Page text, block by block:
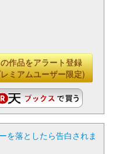
作品をアラート登録
ミアムユーザー限定)
を落としたら告白されま